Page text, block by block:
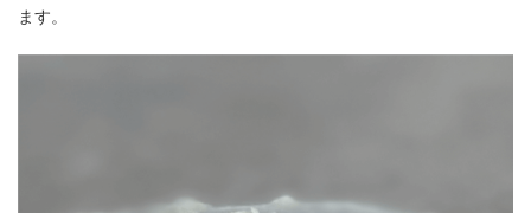
ます。